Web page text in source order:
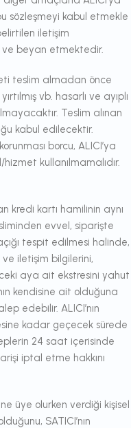
sözleşmeyi kabul etmekle
iletişim
beyan etmektedir.
teslim almadan önce
vb. hasarlı ve ayıplı
Teslim alınan
kabul edilecektir.
borcu, ALICI’ya
kullanılmamalıdır.
kredi kartı hamilinin aynı
evvel, siparişte
tespit edilmesi halinde,
ve iletişim bilgilerini,
aya ait ekstresini yahut
kendisine ait olduğuna
edebilir. ALICI’nın
kadar geçecek sürede
24 saat içerisinde
iptal etme hakkını
üye olurken verdiği kişisel
SATICI’nın